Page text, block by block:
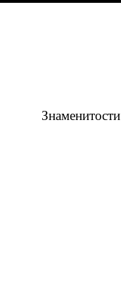
Знаменитости